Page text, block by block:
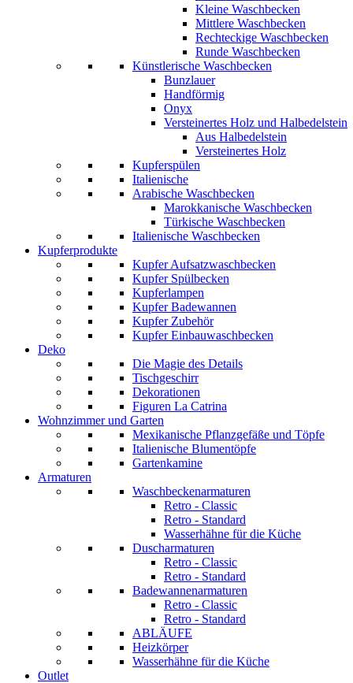
Kleine Waschbecken
Mittlere Waschbecken
Rechteckige Waschbecken
Runde Waschbecken
Künstlerische Waschbecken
Bunzlauer
Handförmig
Onyx
Versteinertes Holz und Halbedelstein
Aus Halbedelstein
Versteinertes Holz
Kupferspülen
Italienische
Arabische Waschbecken
Marokkanische Waschbecken
Türkische Waschbecken
Italienische Waschbecken
Kupferprodukte
Kupfer Aufsatzwaschbecken
Kupfer Spülbecken
Kupferlampen
Kupfer Badewannen
Kupfer Zubehör
Kupfer Einbauwaschbecken
Deko
Die Magie des Details
Tischgeschirr
Dekorationen
Figuren La Catrina
Wohnzimmer und Garten
Mexikanische Pflanzgefäße und Töpfe
Italienische Blumentöpfe
Gartenkamine
Armaturen
Waschbeckenarmaturen
Retro - Classic
Retro - Standard
Wasserhähne für die Küche
Duscharmaturen
Retro - Classic
Retro - Standard
Badewannenarmaturen
Retro - Classic
Retro - Standard
ABLÄUFE
Heizkörper
Wasserhähne für die Küche
Outlet